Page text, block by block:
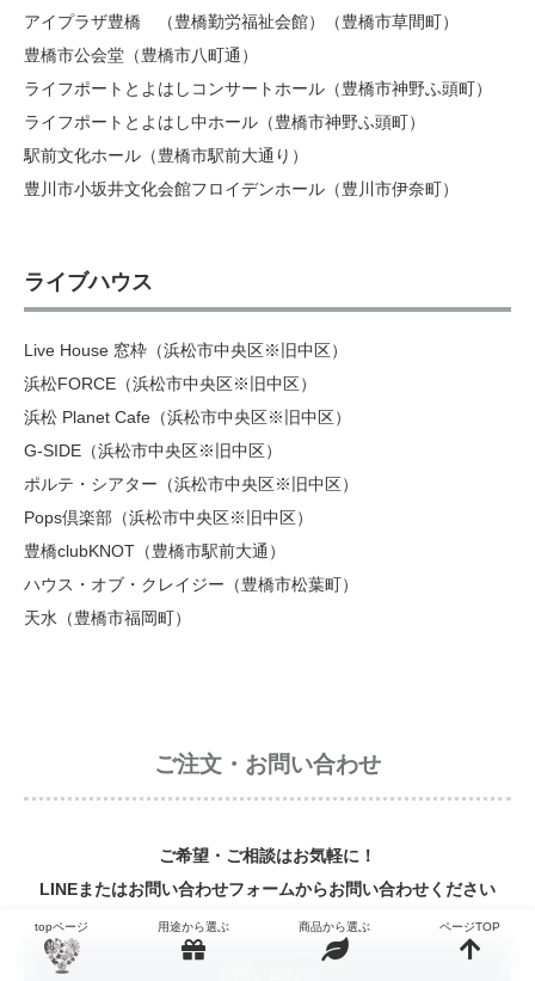
アイプラザ豊橋 （豊橋勤労福祉会館）（豊橋市草間町）
豊橋市公会堂（豊橋市八町通）
ライフポートとよはしコンサートホール（豊橋市神野ふ頭町）
ライフポートとよはし中ホール（豊橋市神野ふ頭町）
駅前文化ホール（豊橋市駅前大通り）
豊川市小坂井文化会館フロイデンホール（豊川市伊奈町）
ライブハウス
Live House 窓枠（浜松市中央区※旧中区）
浜松FORCE（浜松市中央区※旧中区）
浜松 Planet Cafe（浜松市中央区※旧中区）
G-SIDE（浜松市中央区※旧中区）
ポルテ・シアター（浜松市中央区※旧中区）
Pops倶楽部（浜松市中央区※旧中区）
豊橋clubKNOT（豊橋市駅前大通）
ハウス・オブ・クレイジー（豊橋市松葉町）
天水（豊橋市福岡町）
ご注文・お問い合わせ
ご希望・ご相談はお気軽に！
LINEまたはお問い合わせフォームからお問い合わせください
topページ 用途から選ぶ 商品から選ぶ ページTOP